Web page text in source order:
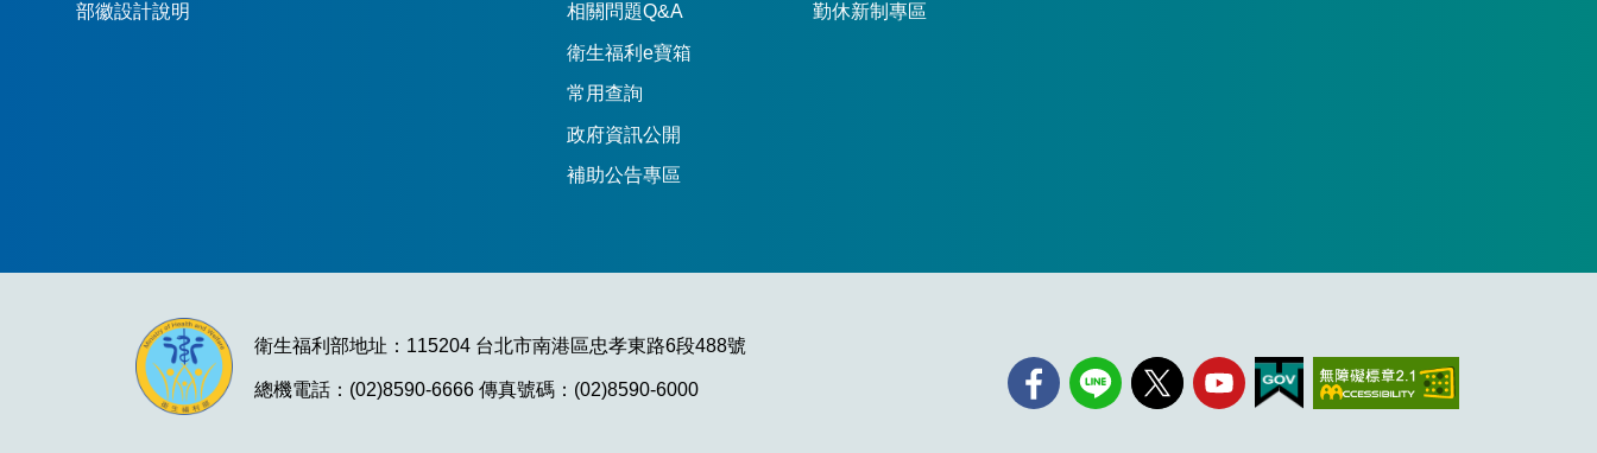
部徽設計說明 相關問題Q&A
衛生福利e寶箱
常用查詢
政府資訊公開
補助公告專區
勤休新制專區
衛生福利部地址：115204 台北市南港區忠孝東路6段488號
總機電話：(02)8590-6666 傳真號碼：(02)8590-6000